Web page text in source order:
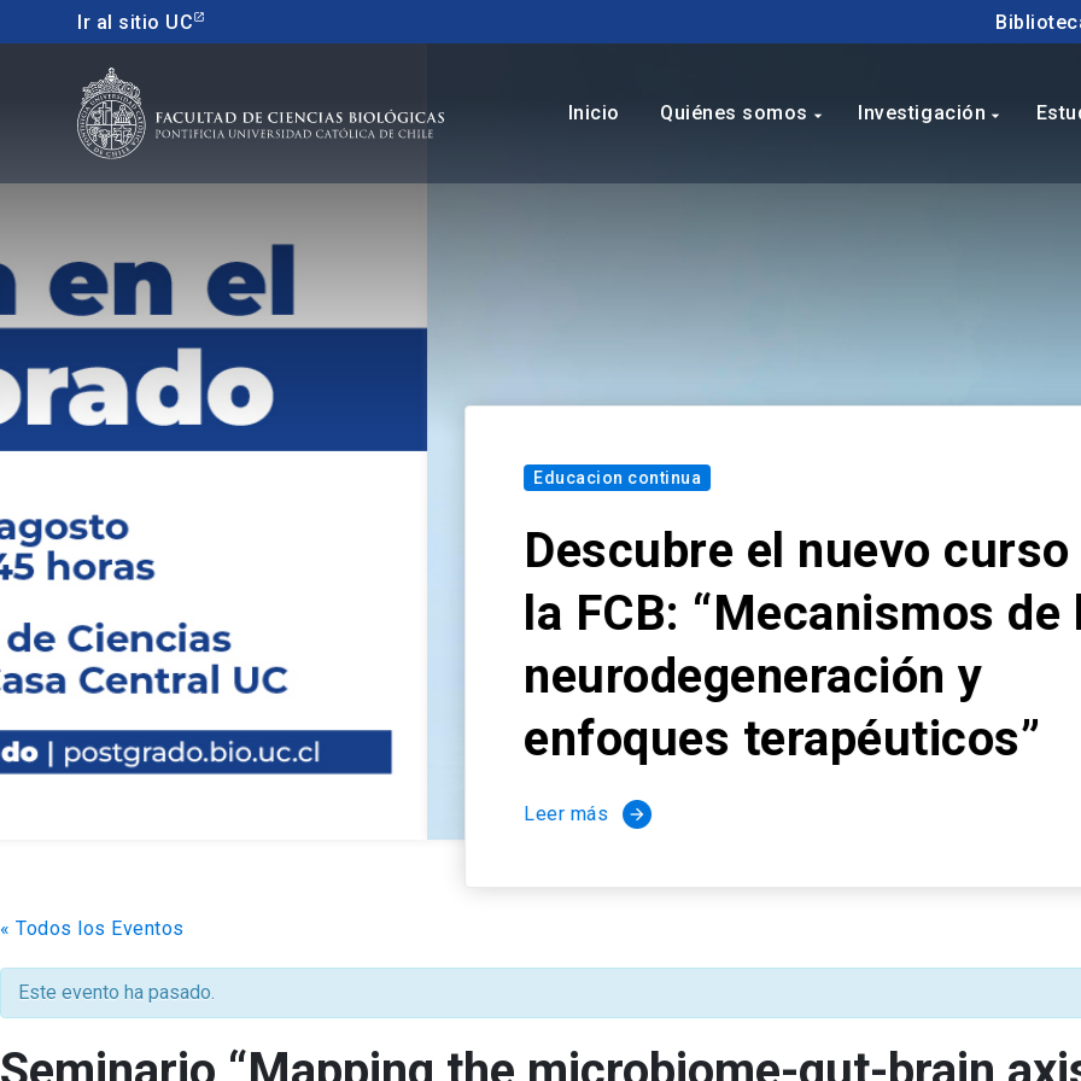
Ir al sitio UC
Inicio Quiénes somos arrow_drop_down Investigación arrow_drop_down
Descubre el nuevo curso de
la FCB: “Mecanismos de la
neurodegeneración y
enfoques terapéuticos”
« Todos los Eventos
Este evento ha pasado.